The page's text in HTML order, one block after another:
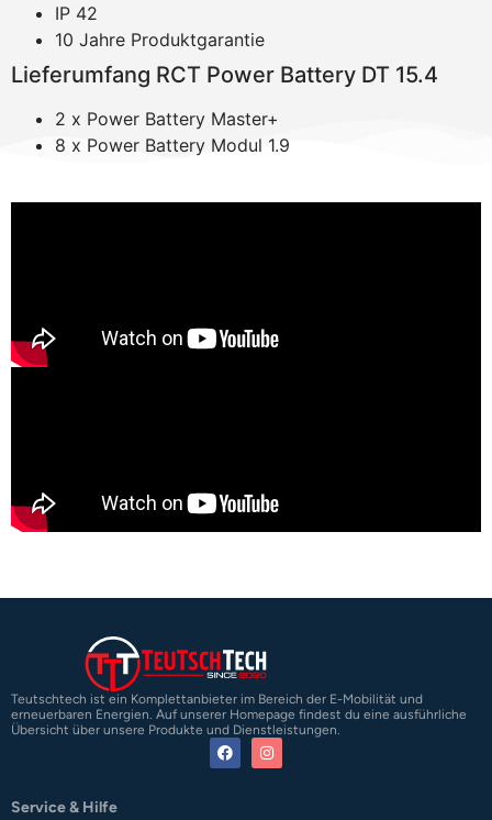
IP 42
10 Jahre Produktgarantie
Lieferumfang RCT Power Battery DT 15.4
2 x Power Battery Master+
8 x Power Battery Modul 1.9
Teutschtech ist ein Komplettanbieter im Bereich der E-Mobilität und
erneuerbaren Energien. Auf unserer Homepage findest du eine ausführliche
Übersicht über unsere Produkte und Dienstleistungen.
Service & Hilfe